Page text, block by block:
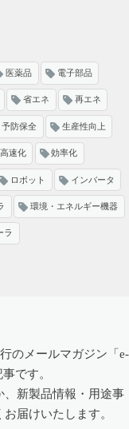
医薬品 電子部品
省エネ 再エネ
予防保全 生産性向上
高速化 効率化
ロボット インバータ
環境・エネルギー機器
ラ
のメールマガジン「e-
です。
、新製品情報・用途事
届けいたします。